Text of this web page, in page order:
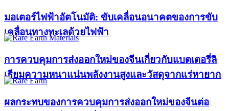
มอเตอร์ไฟฟ้าอัตโนมัติ: ขับเคลื่อนอนาคตของการขับ
เคลื่อนทางทะเลด้วยไฟฟ้า
การควบคุมการส่งออกใหม่ของจีนเกี่ยวกับแบตเตอรี่ลิ
เธียมความหนาแน่นพลังงานสูงและวัสดุจากแร่หายาก
ผลกระทบของการควบคุมการส่งออกใหม่ของจีนต่อ